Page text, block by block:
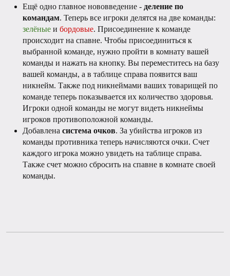
Ещё одно главное нововведение - деление по
командам. Теперь все игроки делятся на две команды:
зелёные и бордовые. Присоединение к команде
происходит на спавне. Чтобы присоединиться к
выбранной команде, нужно пройти в комнату вашей
команды и нажать на кнопку. Вы переместитесь на базу
вашей команды, а в таблице справа появится ваш
никнейм. Также под никнеймами ваших товарищей по
команде теперь показывается их количество здоровья.
Игроки одной команды не могут видеть никнеймы
игроков противоположной команды.
Добавлена система очков. За убийства игроков из
команды противника теперь начисляются очки. Счет
каждого игрока можно увидеть на таблице справа.
Также счет можно сбросить на спавне в комнате своей
команды.